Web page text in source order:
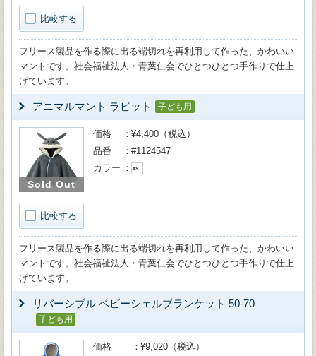
比較する
フリース製品を作る際に出る端切れを再利用して作った、かわいい
マントです。社会福祉法人・青葉仁会でひとつひとつ手作りで仕上
げています。
アニマルマント ラビット 子ども用
Sold Out
比較する
価格
¥4,400（税込）
品番
#1124547
カラー
フリース製品を作る際に出る端切れを再利用して作った、かわいい
マントです。社会福祉法人・青葉仁会でひとつひとつ手作りで仕上
げています。
リバーシブル ベビーシェルブランケット 50-70
子ども用
価格
¥9,020（税込）